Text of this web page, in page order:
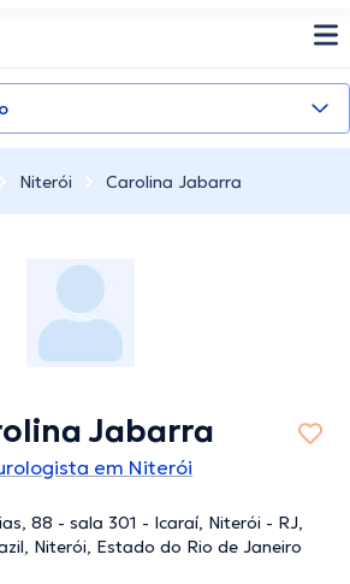
Niterói Carolina Jabarra
Jabarra
em Niterói
88 - sala 301 - Icaraí, Niterói - RJ,
Niterói, Estado do Rio de Janeiro